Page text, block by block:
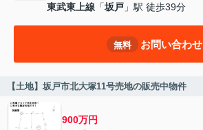
東武東上線 「坂戸 」駅 徒歩39分
無料 お問い合わせ
【土地】坂戸市北大塚11号売地の販売中物件
900万円